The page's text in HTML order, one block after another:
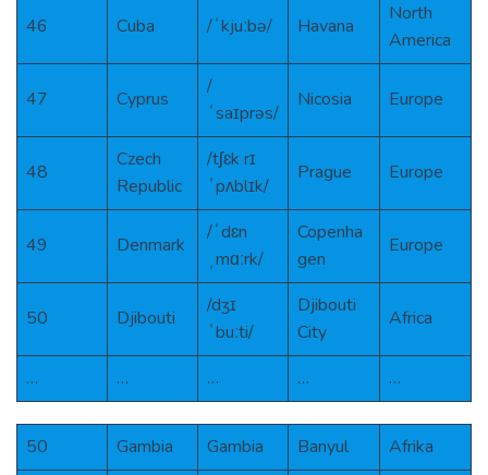
46 Cuba /ˈkjuːbə/ Havana
North
America
47 Cyprus
/
ˈsaɪprəs/
Nicosia Europe
48
Czech
Republic
/tʃɛk rɪ
ˈpʌblɪk/
Prague Europe
49 Denmark
/ˈdɛn
ˌmɑːrk/
Copenha
gen
Europe
50 Djibouti
/dʒɪ
ˈbuːti/
Djibouti
City
Africa
… … … … …
50 Gambia Gambia Banyul
Afrika